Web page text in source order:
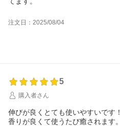
注文日：2025/08/04
5
購入者さん
伸びが良くとても使いやすいです！
香りが良くて使うたび癒されます。